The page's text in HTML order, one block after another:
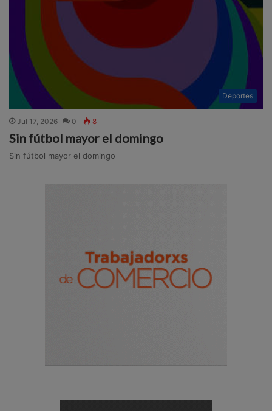
Deportes
Jul 17, 2026 0 8
Sin fútbol mayor el domingo
Sin fútbol mayor el domingo